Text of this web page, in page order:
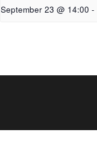
September 23 @ 14:00 -